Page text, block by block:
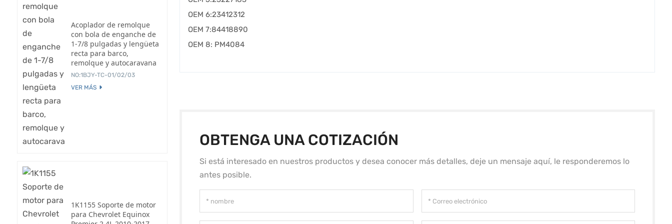
OEM 6:23412312
OEM 7:84418890
OEM 8: PM4084
OBTENGA UNA COTIZACIÓN
Si está interesado en nuestros productos y desea conocer más detalles, deje un mensaje aquí, le responderemos lo
antes posible.
Acoplador de remolque
con bola de enganche de
1-7/8 pulgadas y lengüeta
recta para barco,
remolque y autocaravana
NO:1BJY-TC-01/02/03
VER MÁS
1K1155 Soporte de motor
para Chevrolet Equinox